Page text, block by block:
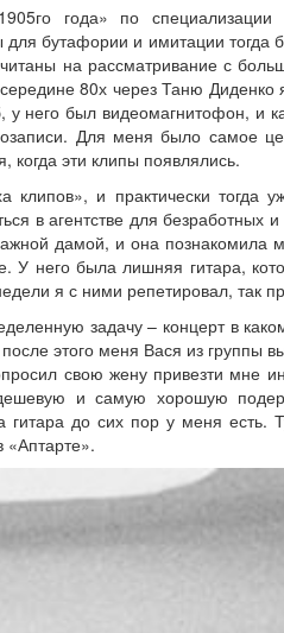
года» по
бутафории и имитации тогда
на рассматривание с
80х через Таню
у него был видеомагнитофон, и
Для меня было самое
когда эти клипы появлялись.
клипов», и практически
в агентстве для
дамой, и она
У него была лишняя гитара,
я с ними репетировал, так
задачу – концерт в
этого меня Вася из группы
свою жену привезти мне
и самую хорошую
гитара до сих пор у меня